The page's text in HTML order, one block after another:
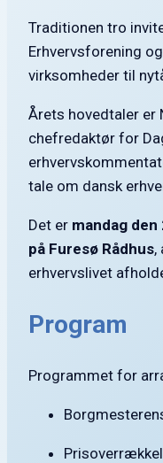
Traditionen tro
Erhvervsforening
virksomheder til
Årets hovedtaler er
chefredaktør for
tale om dansk
Det er mandag
på Furesø Rådhus,
erhvervslivet
Program
Programmet for